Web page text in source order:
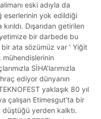
eski adıyla da
eserlerinin yok edildiği
Dışarıdan getirilen
bir darbede bu
ata sözümüz var ‘ Yiğit
mühendislerinin
SİHA’larımızla
ediyor dünyanın
yaklaşık 80 yıl
çalışan Etimesgut’ta bir
yerden kalktı.